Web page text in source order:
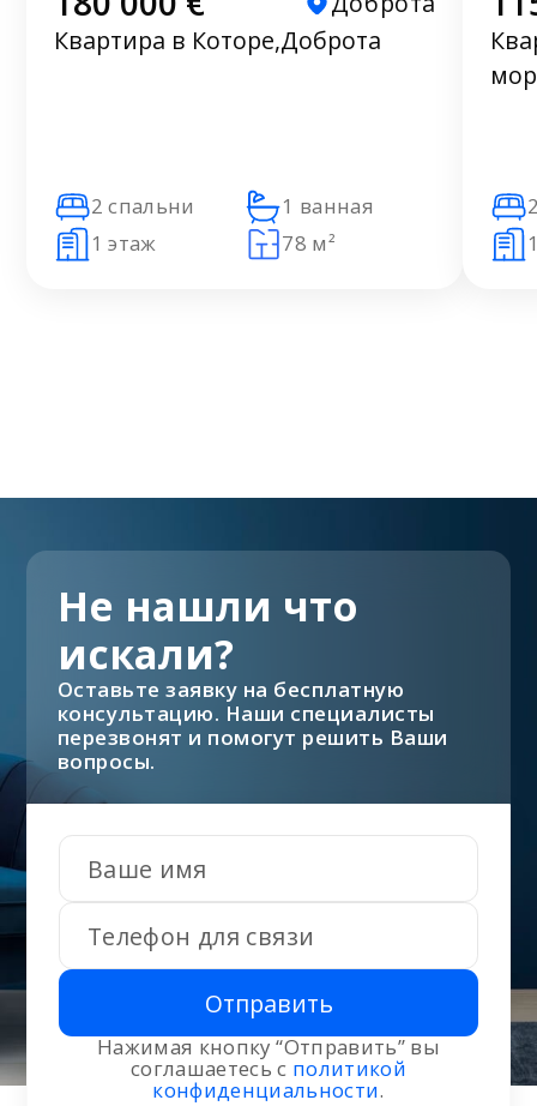
Квартира в Которе,Доброта
2 спальни
1 ванная
1 этаж
78 м²
Отправить
Нажимая кнопку “Отправить” вы
соглашаетесь с политикой
конфиденциальности.
Не нашли что
искали?
Оставьте заявку на бесплатную
консультацию. Наши специалисты
перезвонят и помогут решить Ваши
вопросы.